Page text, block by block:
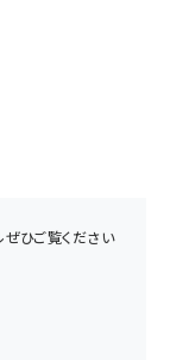
ひご覧ください